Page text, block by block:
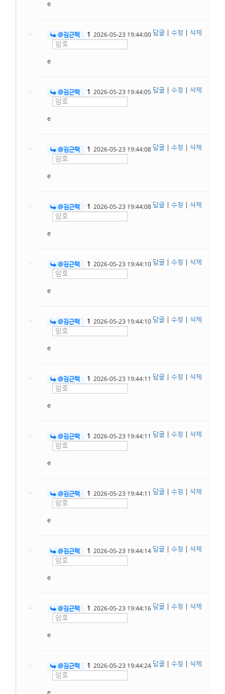
e
@김근택 1 2026-05-23 19:44:00
e
답글 수정 삭제
@김근택 1 2026-05-23 19:44:05
e
답글 수정 삭제
@김근택 1 2026-05-23 19:44:08
e
답글 수정 삭제
@김근택 1 2026-05-23 19:44:08
e
답글 수정 삭제
@김근택 1 2026-05-23 19:44:10
e
답글 수정 삭제
@김근택 1 2026-05-23 19:44:10
e
답글 수정 삭제
@김근택 1 2026-05-23 19:44:11
e
답글 수정 삭제
@김근택 1 2026-05-23 19:44:11
e
답글 수정 삭제
@김근택 1 2026-05-23 19:44:11
e
답글 수정 삭제
@김근택 1 2026-05-23 19:44:14
e
답글 수정 삭제
@김근택 1 2026-05-23 19:44:16
e
답글 수정 삭제
@김근택 1 2026-05-23 19:44:24
e
답글 수정 삭제